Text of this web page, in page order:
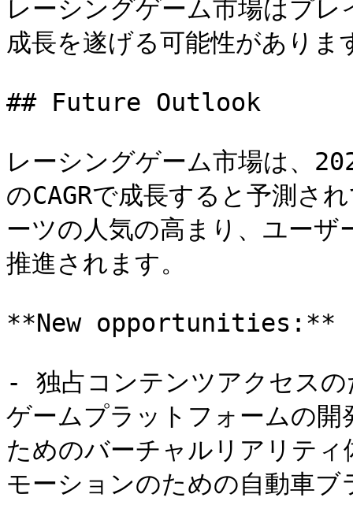
レーシングゲーム市場はプ
成長を遂げる可能性がありま
## Future Outlook
レーシングゲーム市場は、
のCAGRで成長すると予測さ
ーツの人気の高まり、ユー
推進されます。
**New opportunities:**
- 独占コンテンツアクセス
ゲームプラットフォームの
ためのバーチャルリアリテ
モーションのための自動車